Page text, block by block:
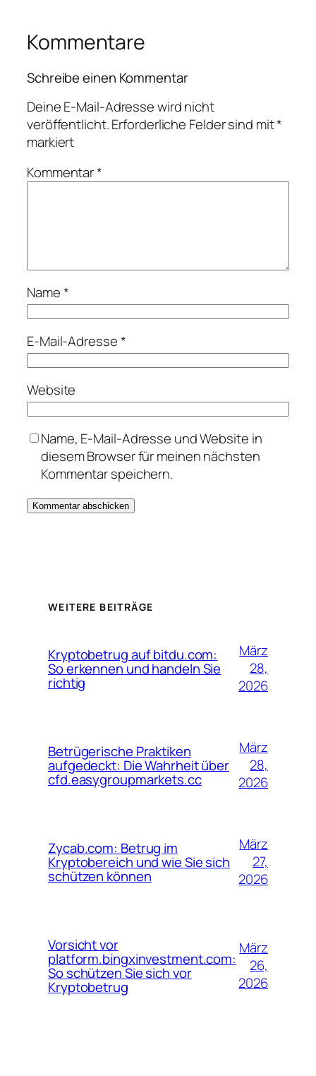
Kommentare
Schreibe einen Kommentar
Deine E-Mail-Adresse wird nicht
veröffentlicht.Erforderliche Felder sind mit*
markiert
Kommentar*
Name*
E-Mail-Adresse*
Website
Name, E-Mail-Adresse und Website in
diesem Browser für meinen nächsten
Kommentar speichern.
WEITERE BEITRÄGE
Kryptobetrug auf bitdu.com:
So erkennen und handeln Sie
richtig
März
28,
2026
Betrügerische Praktiken
aufgedeckt: Die Wahrheit über
cfd.easygroupmarkets.cc
März
28,
2026
Zycab.com: Betrug im
Kryptobereich und wie Sie sich
schützen können
März
27,
2026
Vorsicht vor
platform.bingxinvestment.com:
So schützen Sie sich vor
Kryptobetrug
März
26,
2026